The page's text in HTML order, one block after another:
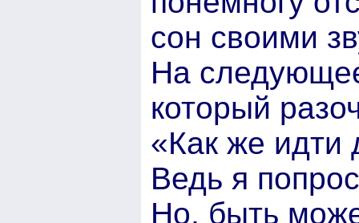
сон своими
На
который
«Как же идти
Ведь я
Но, быть